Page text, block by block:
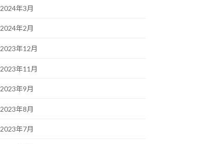
2024年3月
2024年2月
2023年12月
2023年11月
2023年9月
2023年8月
2023年7月